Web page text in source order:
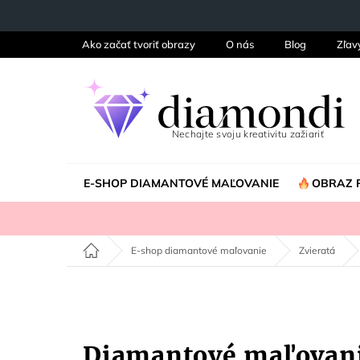
Ako začať tvoriť obrazy O nás Blog
E-SHOP DIAMANTOVÉ MAĽOVANIE OBRAZ
Domov E-shop diamantové maľovanie Zvieratá